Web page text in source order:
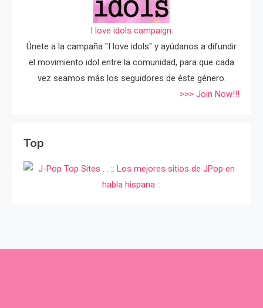
I love idols campaign.
Únete a la campaña "I love idols" y ayúdanos a difundir
el movimiento idol entre la comunidad, para que cada
vez seamos más los seguidores de éste género.
>>> Join Now!!!
Top